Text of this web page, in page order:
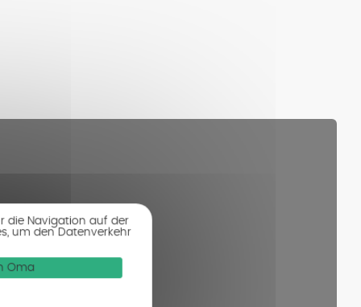
die Navigation auf der
um den Datenverkehr
Oma